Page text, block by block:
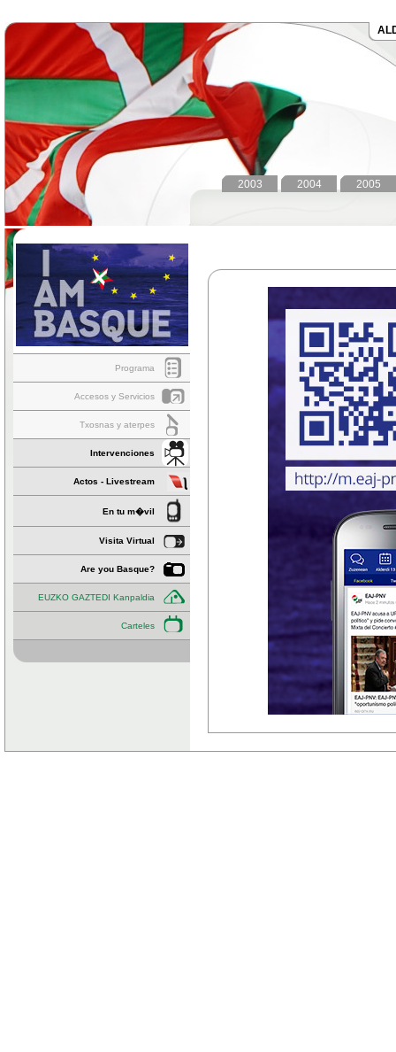
2005
2004
2003
Programa
Accesos y Servicios
Txosnas y aterpes
Intervenciones
Actos - Livestream
En tu m�vil
Visita Virtual
Are you Basque?
EUZKO GAZTEDI Kanpaldia
Carteles